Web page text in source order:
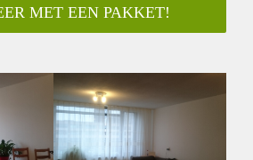
with gas oven, fridge with deep
There is a washing machine
and cable TV.
the rooms it self are empty and
bicycle shelter in the building. Public
center are close by in walkable
MET EEN PAKKET!